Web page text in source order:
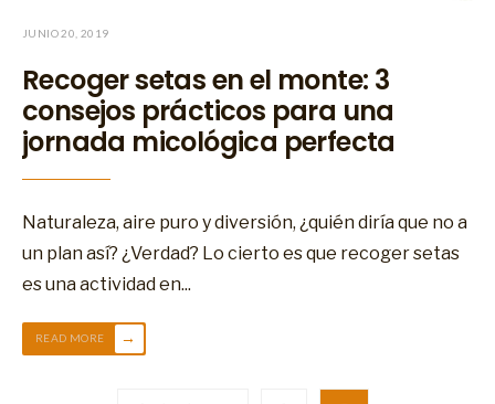
JUNIO 20, 2019
Recoger setas en el monte: 3
consejos prácticos para una
jornada micológica perfecta
Naturaleza, aire puro y diversión, ¿quién diría que no a
un plan así? ¿Verdad? Lo cierto es que recoger setas
es una actividad en...
READ MORE →